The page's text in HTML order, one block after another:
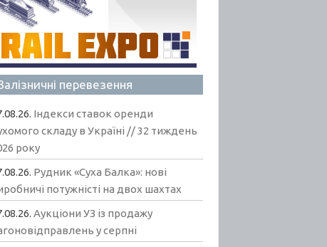
перевезення
Індекси ставок оренди
складу в Україні // 32 тиждень
року
Рудник «Суха Балка»: нові
потужністі на двох шахтах
Аукціони УЗ із продажу
у серпні